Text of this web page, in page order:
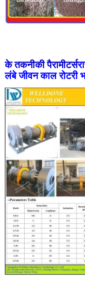
के तकनीकी पैरामीटर्स
लंबे जीवन काल रोटरी